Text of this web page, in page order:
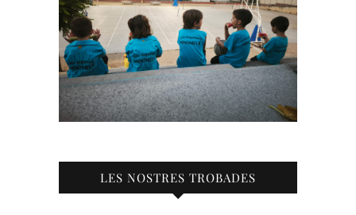
LES NOSTRES TROBADES